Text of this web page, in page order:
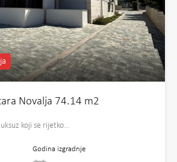
Novalja 74.14 m2
koji se rijetko…
Godina izgradnje